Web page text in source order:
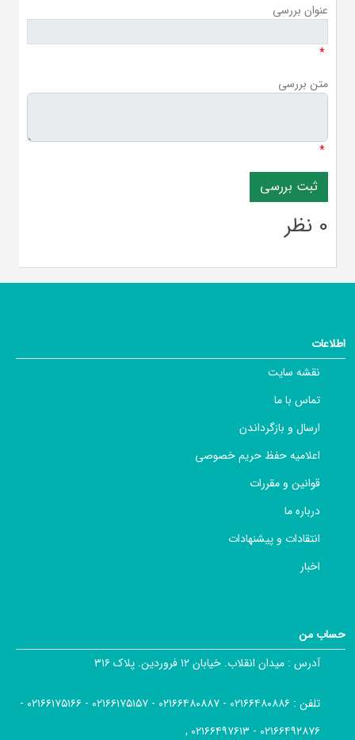
عنوان بررسی
*
متن بررسی
*
0 نظر
اطلاعات
نقشه سایت
تماس با ما
ارسال و بازگرداندن
اعلامیه حفظ حریم خصوصی
قوانین و مقررات
درباره ما
انتقادات و پیشنهادات
اخبار
حساب من
آدرس : میدان انقلاب. خیابان ۱۲ فروردین. پلاک ۳۱۶
تلفن :
۰۲۱۶۶۴۸۰۸۸۶ - ۰۲۱۶۶۴۸۰۸۸۷ - ۰۲۱۶۶۱۷۵۱۵۷ - ۰۲۱۶۶۱۷۵۱۶۶ -
۰۲۱۶۶۴۹۲۸۷۶ - ۰۲۱۶۶۴۹۷۶۱۳ ,